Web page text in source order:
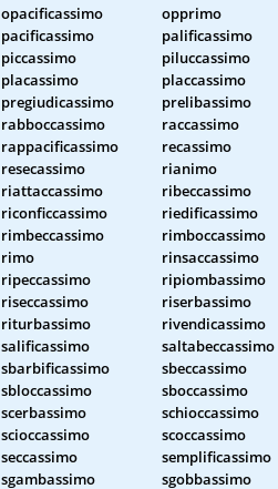
opacificassimo
opprimo
pacificassimo
palificassimo
piccassimo
piluccassimo
placassimo
placcassimo
pregiudicassimo
prelibassimo
rabboccassimo
raccassimo
rappacificassimo
recassimo
resecassimo
rianimo
riattaccassimo
ribeccassimo
riconficcassimo
riedificassimo
rimbeccassimo
rimboccassimo
rimo
rinsaccassimo
ripeccassimo
ripiombassimo
riseccassimo
riserbassimo
riturbassimo
rivendicassimo
salificassimo
saltabeccassimo
sbarbificassimo
sbeccassimo
sbloccassimo
sboccassimo
scerbassimo
schioccassimo
scioccassimo
scoccassimo
seccassimo
semplificassimo
sgambassimo
sgobbassimo